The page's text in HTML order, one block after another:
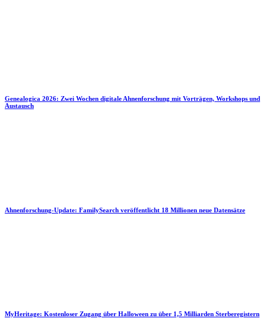
Genealogica 2026: Zwei Wochen digitale Ahnenforschung mit Vorträgen, Workshops und
Austausch
Ahnenforschung-Update: FamilySearch veröffentlicht 18 Millionen neue Datensätze
MyHeritage: Kostenloser Zugang über Halloween zu über 1,5 Milliarden Sterberegistern